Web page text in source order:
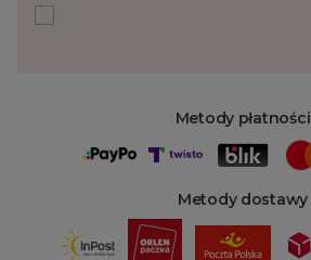
Metody płatności
Metody dostawy